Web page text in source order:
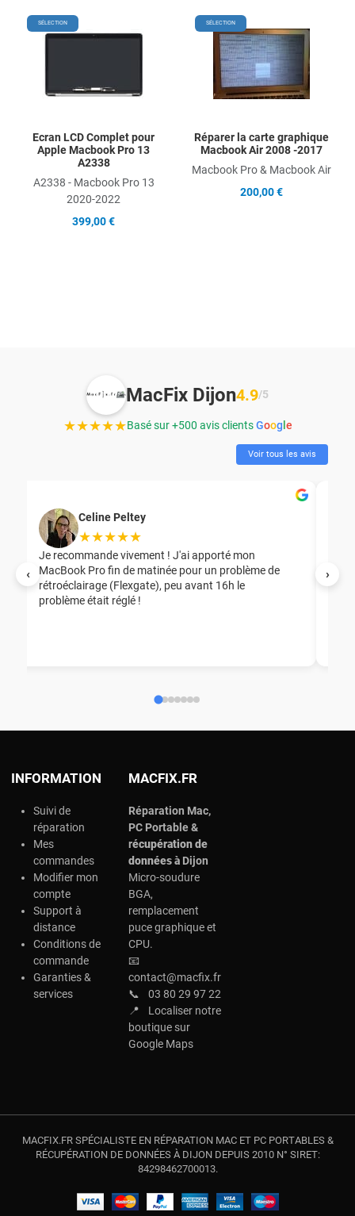
SÉLECTION Add to Wishlist
Add to Compare
Quick View
Ecran LCD Complet pour
Apple Macbook Pro 13
A2338
A2338 - Macbook Pro 13
2020-2022
399,00 €
SÉLECTION
Réparer la carte graphique
Macbook Air 2008 -2017
Macbook Pro & Macbook Air
200,00 €
‹ ›
MacFix Dijon4.9/5
★★★★★Basé sur +500 avis clientsGoogle
Voir tous les avis
Celine Peltey
★★★★★
Je recommande vivement ! J'ai apporté mon
MacBook Pro fin de matinée pour un problème de
rétroéclairage (Flexgate), peu avant 16h le
problème était réglé !
INFORMATION
Suivi de
réparation
Mes
commandes
Modifier mon
compte
Support à
distance
Conditions de
commande
Garanties &
services
MACFIX.FR
Réparation Mac,
PC Portable &
récupération de
données àDijon
Micro-soudure
BGA,
remplacement
puce graphique et
CPU.
📧
contact@macfix.fr
📞
03 80 29 97 22
📍
Localiser notre
boutique sur
Google Maps
MACFIX.FR SPÉCIALISTE EN RÉPARATION MAC ET PC PORTABLES &
RÉCUPÉRATION DE DONNÉES À DIJON DEPUIS 2010 N° SIRET:
84298462700013.